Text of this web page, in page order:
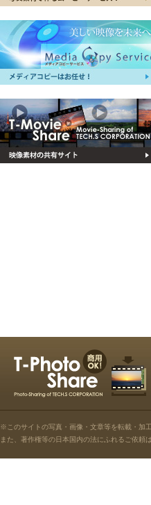
※このサイトの写真・画像・文章等を転載・加
また、著作権等の日本国内の法にふれるご依頼